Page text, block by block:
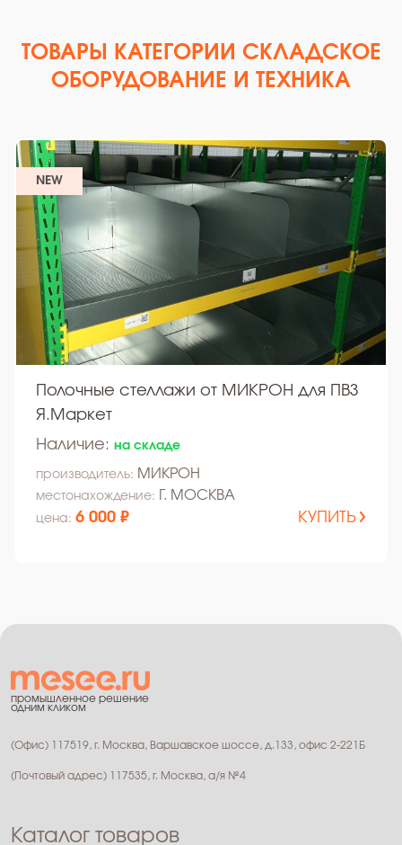
ТОВАРЫ КАТЕГОРИИ СКЛАДСКОЕ
ОБОРУДОВАНИЕ И ТЕХНИКА
NEW
Полочные стеллажи от МИКРОН для ПВЗ
Я.Маркет
Наличие: на складе
производитель: МИКРОН
местонахождение: Г. МОСКВА
цена: 6 000 ₽ КУПИТЬ
промышленное решение
одним кликом
(Офис) 117519, г. Москва, Варшавское шоссе, д.133, офис 2-221Б
(Почтовый адрес) 117535, г. Москва, а/я №4
Каталог товаров